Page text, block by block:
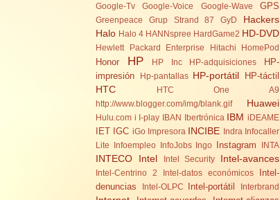
Google-Tv Google-Voice Google-Wave GPS
Greenpeace Grup Strand 87 GyD
Hackers
Halo Halo 4 HANNspree HardGame2 HD-DVD
Hewlett Packard Enterprise Hitachi HomePod
Honor HP HP Inc HP-adquisiciones
HP-
impresión
Hp-pantallas HP-portátil HP-táctil
HTC
HTC One A9
http://www.blogger.com/img/blank.gif
Huawei
Hulu.com i I-play IBAN Ibertrónica IBM iDEAME
IET IGC iGo Impresora INCIBE Indra Infocaller
Lite
Infoempleo InfoJobs Ingo Instagram INTA
INTECO Intel Intel Security Intel-avances
Intel-Centrino 2 Intel-datos económicos
Intel-
denuncias
Intel-OLPC Intel-portátil Interbrand